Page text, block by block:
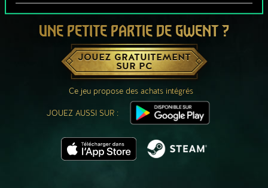
UNE PETITE PARTIE DE GWENT ?
JOUEZ GRATUITEMENT
SUR PC
Ce jeu propose des achats intégrés
JOUEZ AUSSI SUR :